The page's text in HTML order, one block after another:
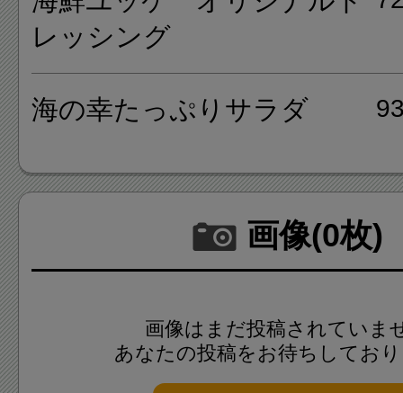
レッシング
海の幸たっぷりサラダ
画像(0枚)
画像はまだ投稿されていま
あなたの投稿をお待ちしてお